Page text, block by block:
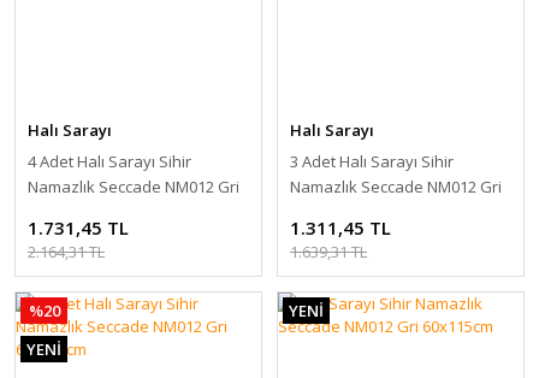
Halı Sarayı
4 Adet Halı Sarayı Sihir
Namazlık Seccade NM012 Gri
1.731,45 TL
2.164,31 TL
Halı Sarayı
3 Adet Halı Sarayı Sihir
Namazlık Seccade NM012 Gri
1.311,45 TL
1.639,31 TL
%20
YENİ
YENİ